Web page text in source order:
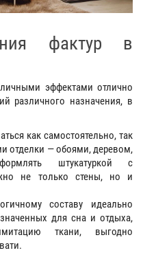
фактур в
эффектами отлично
различного назначения, в
как самостоятельно, так
отделки — обоями, деревом,
штукатуркой с
не только стены, но и
составу идеально
для сна и отдыха,
ткани, выгодно